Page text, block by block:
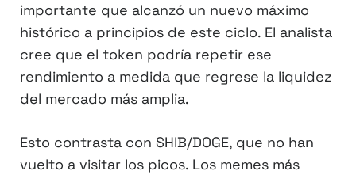
importante que alcanzó un nuevo máximo
histórico a principios de este ciclo. El analista
cree que el token podría repetir ese
rendimiento a medida que regrese la liquidez
del mercado más amplia.
Esto contrasta con SHIB/DOGE, que no han
vuelto a visitar los picos. Los memes más